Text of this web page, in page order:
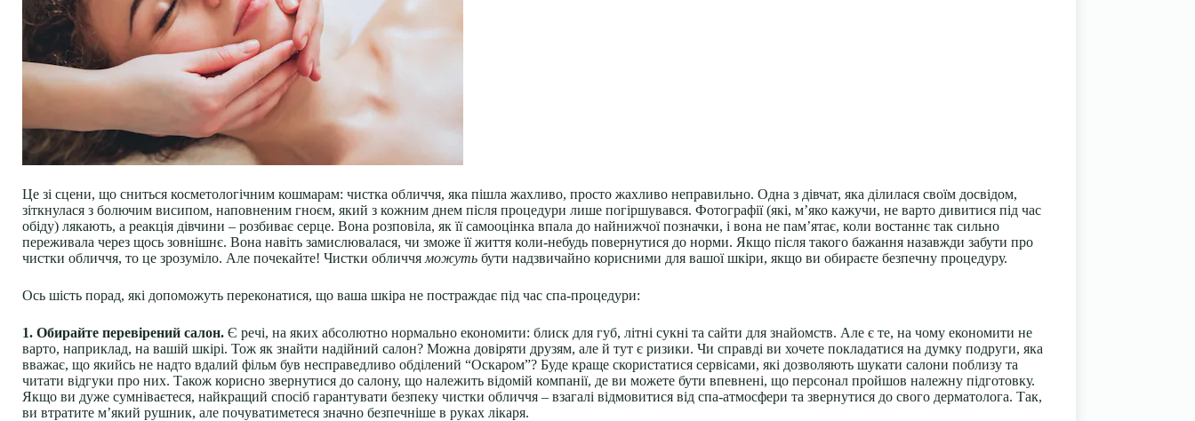
Це зі сцени, що сниться косметологічним кошмарам: чистка обличчя, яка пішла жахливо, просто жахливо неправильно. Одна з дівчат, яка ділилася своїм досвідом,
зіткнулася з болючим висипом, наповненим гноєм, який з кожним днем після процедури лише погіршувався. Фотографії (які, м’яко кажучи, не варто дивитися під час
обіду) лякають, а реакція дівчини – розбиває серце. Вона розповіла, як її самооцінка впала до найнижчої позначки, і вона не пам’ятає, коли востаннє так сильно
переживала через щось зовнішнє. Вона навіть замислювалася, чи зможе її життя коли-небудь повернутися до норми. Якщо після такого бажання назавжди забути про
чистки обличчя, то це зрозуміло. Але почекайте! Чистки обличчя можуть бути надзвичайно корисними для вашої шкіри, якщо ви обираєте безпечну процедуру.
Ось шість порад, які допоможуть переконатися, що ваша шкіра не постраждає під час спа-процедури:
1. Обирайте перевірений салон. Є речі, на яких абсолютно нормально економити: блиск для губ, літні сукні та сайти для знайомств. Але є те, на чому економити не
варто, наприклад, на вашій шкірі. Тож як знайти надійний салон? Можна довіряти друзям, але й тут є ризики. Чи справді ви хочете покладатися на думку подруги, яка
вважає, що якийсь не надто вдалий фільм був несправедливо обділений “Оскаром”? Буде краще скористатися сервісами, які дозволяють шукати салони поблизу та
читати відгуки про них. Також корисно звернутися до салону, що належить відомій компанії, де ви можете бути впевнені, що персонал пройшов належну підготовку.
Якщо ви дуже сумніваєтеся, найкращий спосіб гарантувати безпеку чистки обличчя – взагалі відмовитися від спа-атмосфери та звернутися до свого дерматолога. Так,
ви втратите м’який рушник, але почуватиметеся значно безпечніше в руках лікаря.